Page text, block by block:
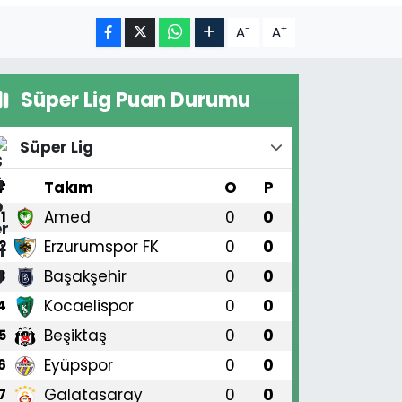
A- A+
Süper Lig Puan Durumu
Süper Lig
Takım O P
1 Amed 0 0
Erzurumspor FK 0 0
Başakşehir 0 0
Kocaelispor 0 0
Beşiktaş 0 0
Eyüpspor 0 0
Galatasaray 0 0